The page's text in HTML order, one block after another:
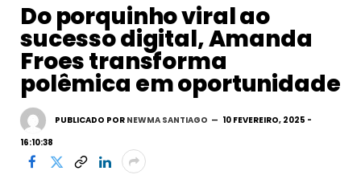
Do porquinho viral ao
sucesso digital, Amanda
Froes transforma
polêmica em oportunidade
PUBLICADO POR NEWMA SANTIAGO
10 FEVEREIRO, 2025 -
16:10:38